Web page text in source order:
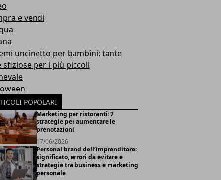
e vendi
uncinetto per bambini: tante
sfiziose per i più piccoli
POPOLARI
Marketing per ristoranti: 7
strategie per aumentare le
prenotazioni
17/06/2026
Personal brand dell’imprenditore:
significato, errori da evitare e
strategie tra business e marketing
personale